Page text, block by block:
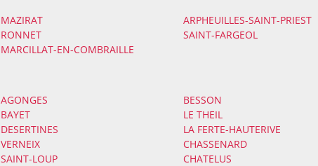
MAZIRAT
ARPHEUILLES-SAINT-PRIEST
RONNET
SAINT-FARGEOL
MARCILLAT-EN-COMBRAILLE
AGONGES
BESSON
BAYET
LE THEIL
DESERTINES
LA FERTE-HAUTERIVE
VERNEIX
CHASSENARD
SAINT-LOUP CHATELUS